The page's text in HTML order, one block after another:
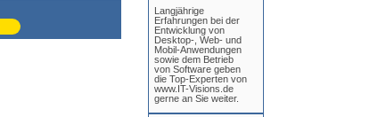
Langjährige
Erfahrungen bei der
Entwicklung von
Desktop-, Web- und
Mobil-Anwendungen
sowie dem Betrieb
von Software geben
die Top-Experten von
www.IT-Visions.de
gerne an Sie weiter.